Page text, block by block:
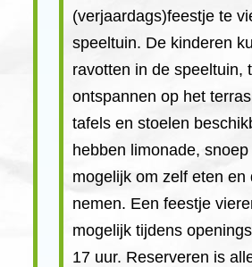
(verjaardags)feestje te
speeltuin. De kinderen
ravotten in de speeltuin,
ontspannen op het
tafels en stoelen
hebben limonade,
mogelijk om zelf eten en
nemen. Een feestje
mogelijk tijdens
17 uur. Reserveren is